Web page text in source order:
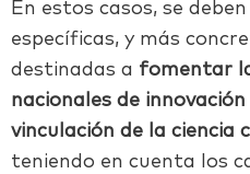
En estos casos, se
específicas, y más
destinadas a fomentar
nacionales de
vinculación de la ciencia
teniendo en cuenta los